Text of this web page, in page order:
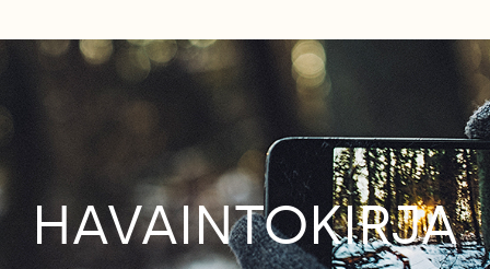
HAVAINTOKIRJA